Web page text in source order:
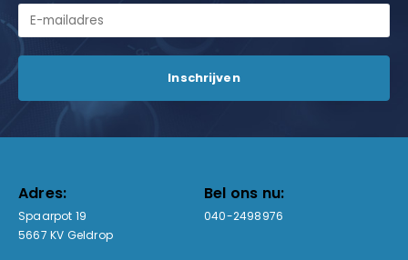
Adres:
Spaarpot 19
5667 KV Geldrop
Bel ons nu:
040-2498976